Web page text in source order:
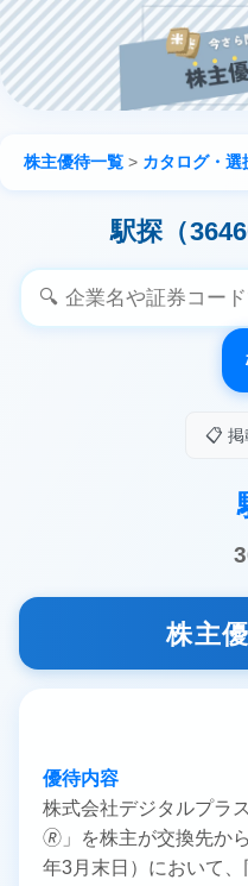
株主優待一覧 > カタログ・選
駅探（
📋 掲
株主
優待内容
株式会社デジタルプラ
🄬」を株主が交換先か
年3月末日）において